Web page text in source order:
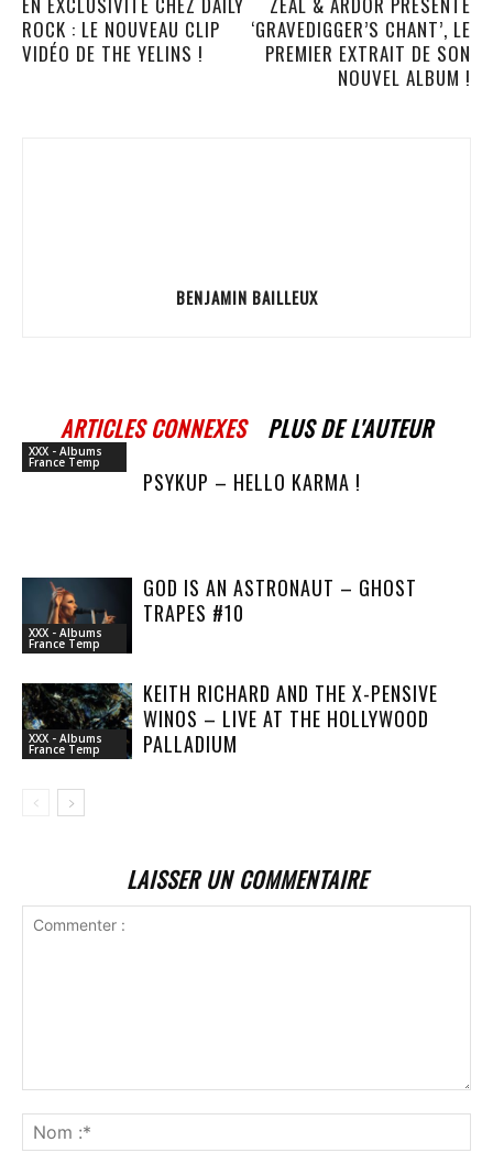
ROCK : LE NOUVEAU CLIP
VIDÉO DE THE YELINS !
‘GRAVEDIGGER’S CHANT’, LE
PREMIER EXTRAIT DE SON
NOUVEL ALBUM !
BENJAMIN BAILLEUX
ARTICLES CONNEXES PLUS DE L'AUTEUR
XXX - Albums
France Temp
PSYKUP – HELLO KARMA !
XXX - Albums
France Temp
GOD IS AN ASTRONAUT – GHOST
TRAPES #10
XXX - Albums
France Temp
KEITH RICHARD AND THE X-PENSIVE
WINOS – LIVE AT THE HOLLYWOOD
PALLADIUM
LAISSER UN COMMENTAIRE